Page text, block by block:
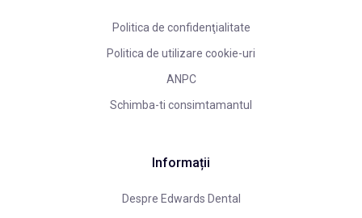
Politica de confidenţialitate
Politica de utilizare cookie-uri
ANPC
Schimba-ti consimtamantul
Informații
Despre Edwards Dental